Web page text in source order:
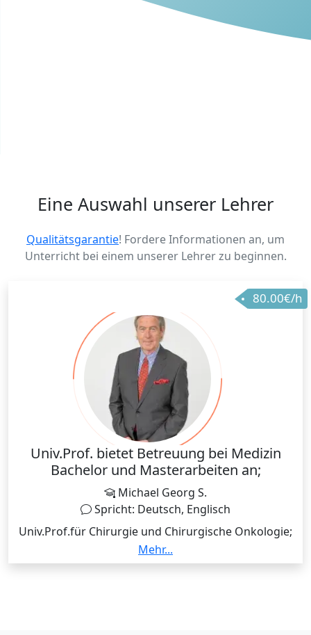
Eine Auswahl unserer Lehrer
Qualitätsgarantie! Fordere Informationen an, um
Unterricht bei einem unserer Lehrer zu beginnen.
80.00€/h
Univ.Prof. bietet Betreuung bei Medizin
Bachelor und Masterarbeiten an;
Michael Georg S.
Spricht: Deutsch, Englisch
Univ.Prof.für Chirurgie und Chirurgische Onkologie;
Erfahrung in Medizin Management
Vortragsgestaltung und Vortragsvorbereitung
Mehr...